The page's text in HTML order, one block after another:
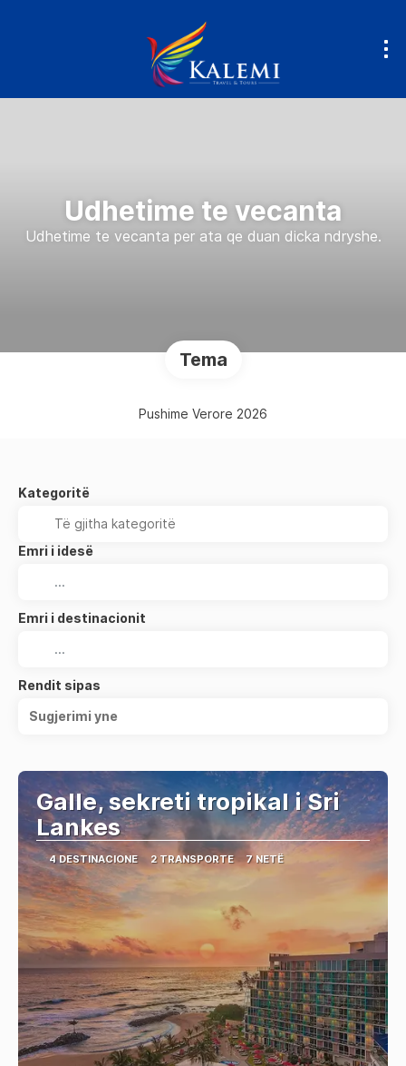
Udhetime te vecanta
Udhetime te vecanta per ata qe duan dicka ndryshe.
Tema
Pushime Verore 2026
Kategoritë
Emri i idesë
Emri i destinacionit
Rendit sipas
Sugjerimi yne
Galle, sekreti tropikal i Sri
Lankes
4 DESTINACIONE 2 TRANSPORTE 7 NETË